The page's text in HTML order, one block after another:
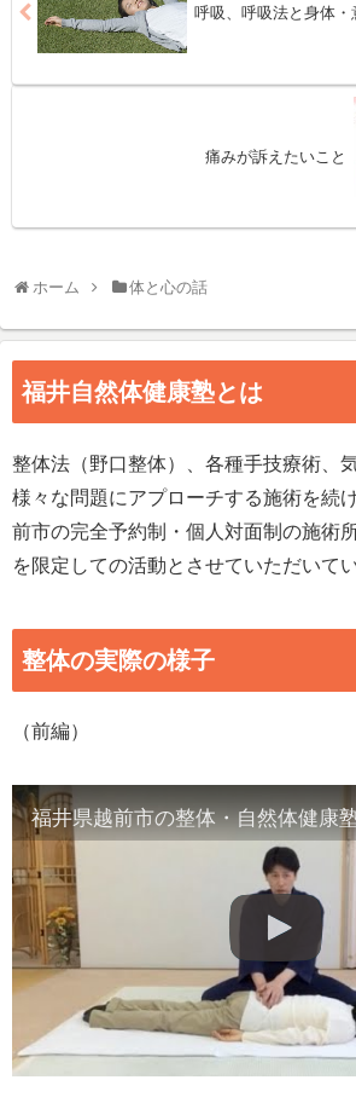
呼吸、呼吸法と身体・
痛みが訴えたいこと
ホーム 体と心の話
福井自然体健康塾とは
整体法（野口整体）、各種手技療術、
様々な問題にアプローチする施術を続
前市の完全予約制・個人対面制の施術
を限定しての活動とさせていただいてい
整体の実際の様子
（前編）